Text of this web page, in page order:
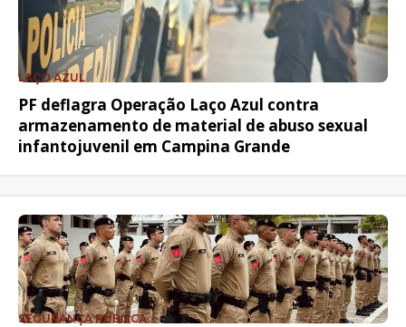
LAÇO AZUL
PF deflagra Operação Laço Azul contra
armazenamento de material de abuso sexual
infantojuvenil em Campina Grande
SEGURANÇA PÚBLICA